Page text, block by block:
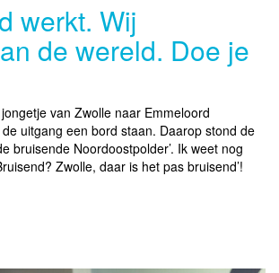
werkt. Wij
de wereld. Doe je
van Zwolle naar Emmeloord
uitgang een bord staan. Daarop stond de
bruisende Noordoostpolder’. Ik weet nog
Zwolle, daar is het pas bruisend’!